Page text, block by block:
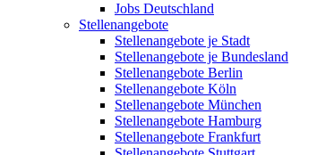
Jobs Deutschland
Stellenangebote
Stellenangebote je Stadt
Stellenangebote je Bundesland
Stellenangebote Berlin
Stellenangebote Köln
Stellenangebote München
Stellenangebote Hamburg
Stellenangebote Frankfurt